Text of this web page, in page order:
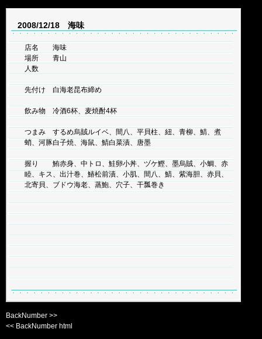
2008/12/18 海味
店名 海味
場所 青山
人数
先付け 白海老昆布締め
飲み物 冷酒6杯、麦焼酎4杯
つまみ するめ烏賊ルイベ、間八、平貝柱、紐、青柳、鯖、煮
蛸、河豚白子焼、海鼠、鯖白菜漬、唐墨
握り 鮪赤身、中トロ、鮭卵小丼、ヅケ鰹、墨烏賊、小鯛、赤
睦、キス、出汁巻、鰆松前漬、小肌、間八、鯖、紫海胆、赤貝、
北寄貝、ブドウ海老、蒸鮑、穴子、干瓢巻き
BackNumber >>
<< BackNumber html